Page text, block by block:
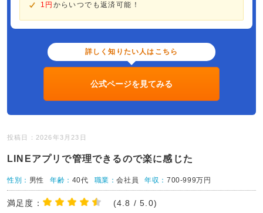
1円 からいつでも返済可能！
詳しく知りたい人はこちら
公式ページを見てみる
投稿日：2026年3月23日
LINEアプリで管理できるので楽に感じた
性別： 男性 年齢： 40代 職業：会社員 年収：700-999万円
満足度： (4.8 / 5.0)